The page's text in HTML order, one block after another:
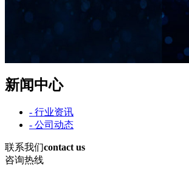
新闻中心
- 行业资讯
- 公司动态
联系我们contact us
咨询热线